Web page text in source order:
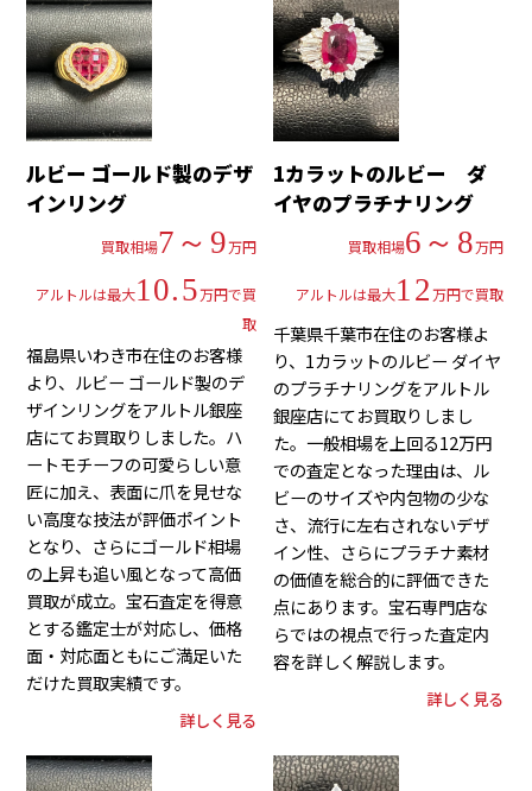
ルビー ゴールド製のデザ
インリング
買取相場7～9万円
アルトルは最大10.5万円で買
取
福島県いわき市在住のお客様
より、ルビー ゴールド製のデ
ザインリングをアルトル銀座
店にてお買取りしました。ハ
ートモチーフの可愛らしい意
匠に加え、表面に爪を見せな
い高度な技法が評価ポイント
となり、さらにゴールド相場
の上昇も追い風となって高価
買取が成立。宝石査定を得意
とする鑑定士が対応し、価格
面・対応面ともにご満足いた
だけた買取実績です。
詳しく見る
1カラットのルビー ダ
イヤのプラチナリング
買取相場6～8万円
アルトルは最大12万円で買取
千葉県千葉市在住のお客様よ
り、1カラットのルビー ダイヤ
のプラチナリングをアルトル
銀座店にてお買取りしまし
た。一般相場を上回る12万円
での査定となった理由は、ル
ビーのサイズや内包物の少な
さ、流行に左右されないデザ
イン性、さらにプラチナ素材
の価値を総合的に評価できた
点にあります。宝石専門店な
らではの視点で行った査定内
容を詳しく解説します。
詳しく見る